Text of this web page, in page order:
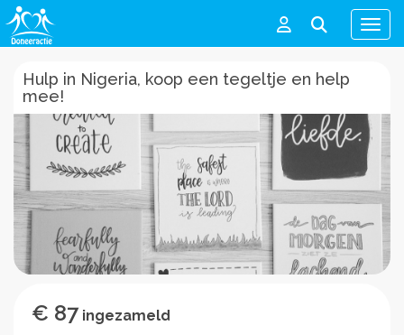
Menu
Hulp in Nigeria, koop een tegeltje en help
mee!
€ 87 ingezameld